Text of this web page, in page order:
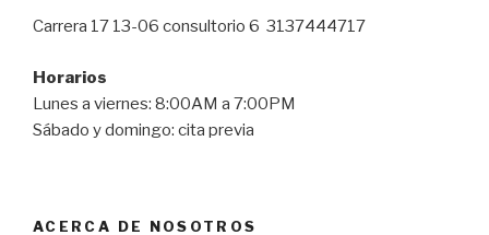
Carrera 17 13-06 consultorio 6 3137444717
Horarios
Lunes a viernes: 8:00AM a 7:00PM
Sábado y domingo: cita previa
ACERCA DE NOSOTROS